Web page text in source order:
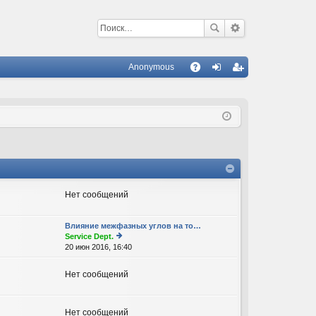
С
Anonymous
ис
ия
Нет сообщений
Влияние межфазных углов на то…
Service Dept.
е
р
йт
п
20 июн 2016, 16:40
Нет сообщений
Нет сообщений